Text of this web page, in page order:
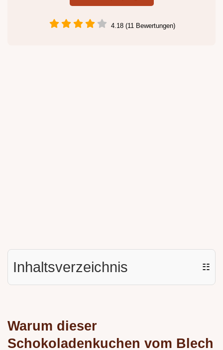
4.18 (11 Bewertungen)
Inhaltsverzeichnis ☷
Warum dieser
Schokoladenkuchen vom Blech